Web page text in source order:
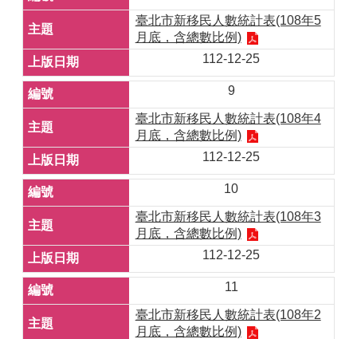
臺北市新移民人數統計表(108年5
月底，含總數比例)
112-12-25
9
臺北市新移民人數統計表(108年4
月底，含總數比例)
112-12-25
10
臺北市新移民人數統計表(108年3
月底，含總數比例)
112-12-25
11
臺北市新移民人數統計表(108年2
月底，含總數比例)